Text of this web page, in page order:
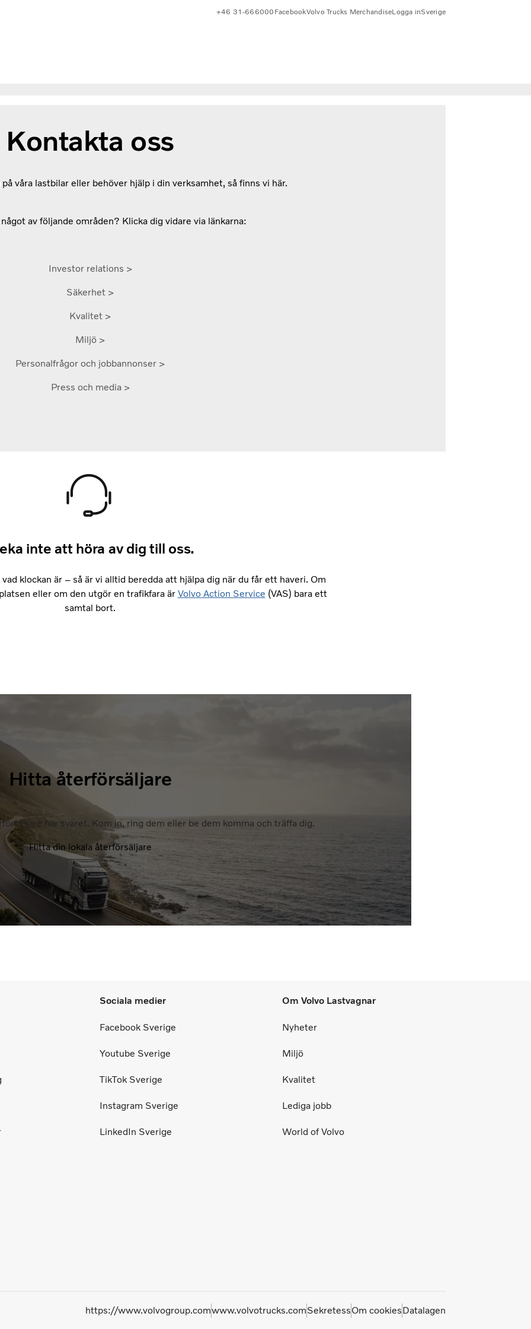
+46 31-666000 FacebookVolvo Trucks MerchandiseLogga inSverige
Kontakta oss
våra lastbilar eller behöver hjälp i din verksamhet, så finns vi här.
av följande områden? Klicka dig vidare via länkarna:
Investor relations >
Säkerhet >
Kvalitet >
Miljö >
Personalfrågor och jobbannonser >
Press och media >
inte att höra av dig till oss.
klockan är – så är vi alltid beredda att hjälpa dig när du får ett haveri. Om
eller om den utgör en trafikfara är Volvo Action Service (VAS) bara ett
samtal bort.
Hitta återförsäljare
har svaret. Kom in, ring dem eller be dem komma och träffa dig.
Hitta din lokala återförsäljare
Sociala medier
Facebook Sverige
Youtube Sverige
TikTok Sverige
Instagram Sverige
LinkedIn Sverige
Om Volvo Lastvagnar
Nyheter
Miljö
Kvalitet
Lediga jobb
World of Volvo
https://www.volvogroup.comwww.volvotrucks.comSekretessOm cookiesDatalagen